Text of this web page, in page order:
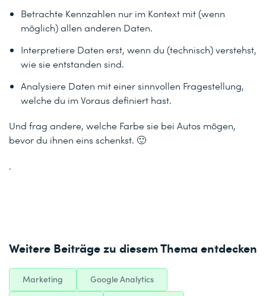
Betrachte Kennzahlen nur im Kontext mit (wenn
möglich) allen anderen Daten.
Interpretiere Daten erst, wenn du (technisch) verstehst,
wie sie entstanden sind.
Analysiere Daten mit einer sinnvollen Fragestellung,
welche du im Voraus definiert hast.
Und frag andere, welche Farbe sie bei Autos mögen,
bevor du ihnen eins schenkst. 🙂
.
Weitere Beiträge zu diesem Thema entdecken
Marketing Google Analytics